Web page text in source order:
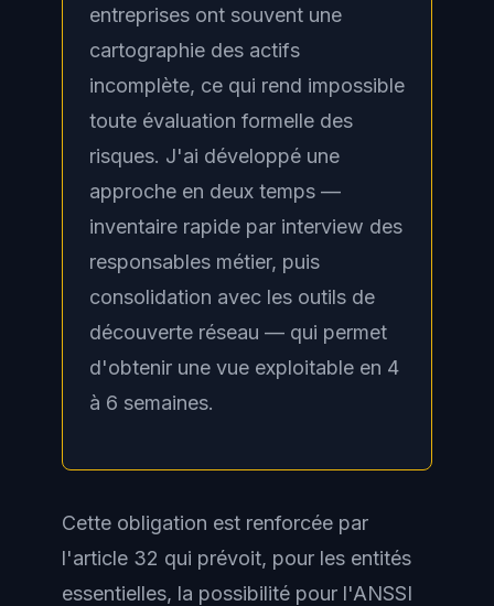
entreprises ont souvent une
cartographie des actifs
incomplète, ce qui rend impossible
toute évaluation formelle des
risques. J'ai développé une
approche en deux temps —
inventaire rapide par interview des
responsables métier, puis
consolidation avec les outils de
découverte réseau — qui permet
d'obtenir une vue exploitable en 4
à 6 semaines.
Cette obligation est renforcée par
l'article 32 qui prévoit, pour les entités
essentielles, la possibilité pour l'ANSSI